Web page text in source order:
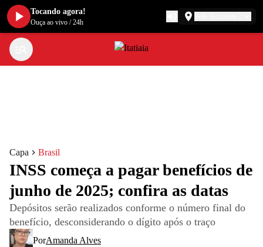
Capa Brasil
INSS começa a pagar benefícios de
junho de 2025; confira as datas
Depósitos serão realizados conforme o número final do
benefício, desconsiderando o dígito após o traço
PorAmanda Alves
Tocando agora!
Ouça ao vivo /24h